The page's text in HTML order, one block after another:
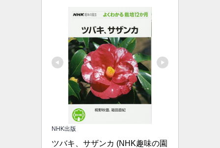
NHK出版
ツバキ、サザンカ (NHK趣味の園